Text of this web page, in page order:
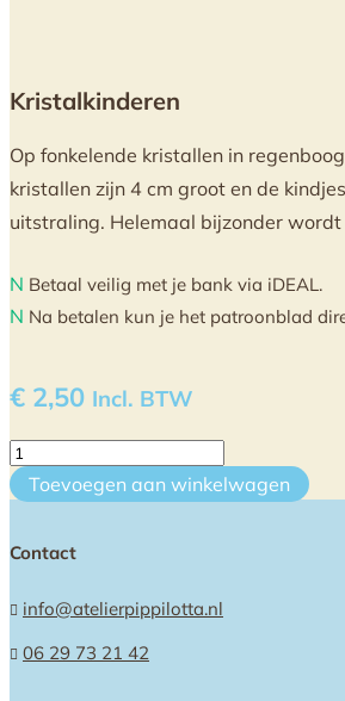
Kristalkinderen
Op fonkelende kristallen in
kristallen zijn 4 cm groot en de
uitstraling. Helemaal bijzonder
N Betaal veilig met je bank via iDEAL.
N Na betalen kun je het patroonblad
€ 2,50 Incl. BTW
Kristalkinderen
aantal
Toevoegen aan winkelwagen
Contact
 info@atelierpippilotta.nl
 06 29 73 21 42